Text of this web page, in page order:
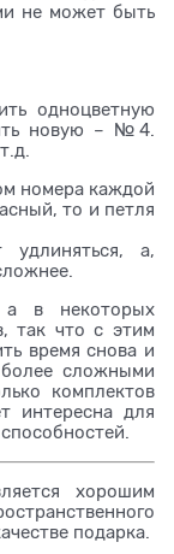
не может быть
одноцветную
новую – №4.
номера каждой
то и петля
удлиняться, а,
а в некоторых
так что с этим
время снова и
сложными
комплектов
интересна для
хорошим
подарка.